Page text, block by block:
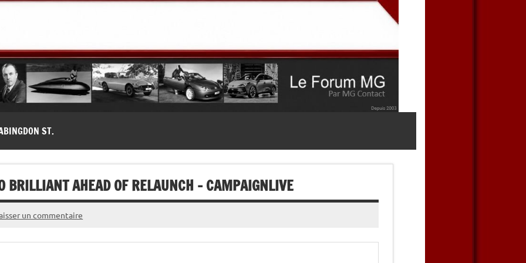
ST.
BRILLIANT AHEAD OF RELAUNCH – CAMPAIGNLIVE
un commentaire